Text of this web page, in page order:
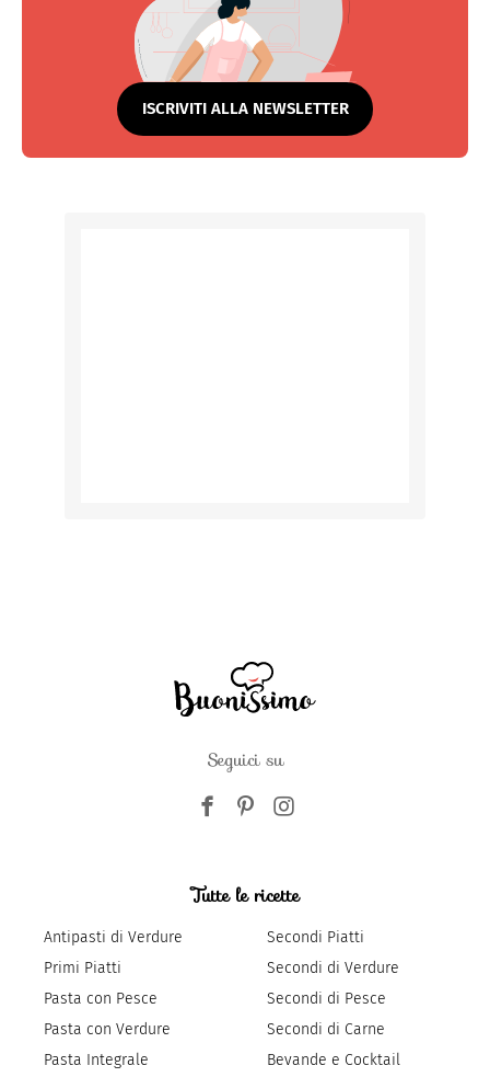
ISCRIVITI ALLA NEWSLETTER
Seguici su
Tutte le ricette
Antipasti di Verdure
Primi Piatti
Pasta con Pesce
Pasta con Verdure
Pasta Integrale
Secondi Piatti
Secondi di Verdure
Secondi di Pesce
Secondi di Carne
Bevande e Cocktail